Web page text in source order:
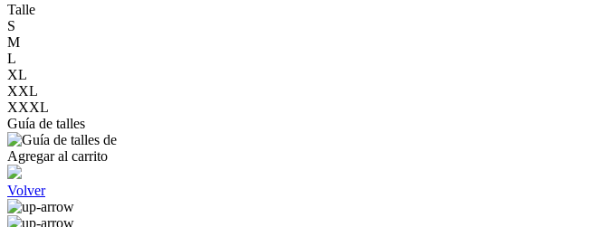
Talle
S
M
L
XL
XXL
XXXL
Guía de talles
Agregar al carrito
Volver